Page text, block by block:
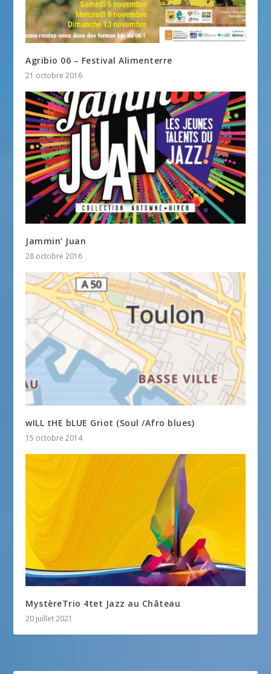
Agribio 06 – Festival Alimenterre
21 octobre 2016
Jammin’ Juan
28 octobre 2016
wILL tHE bLUE Griot (Soul /Afro blues)
15 octobre 2014
MystèreTrio 4tet Jazz au Château
20 juillet 2021